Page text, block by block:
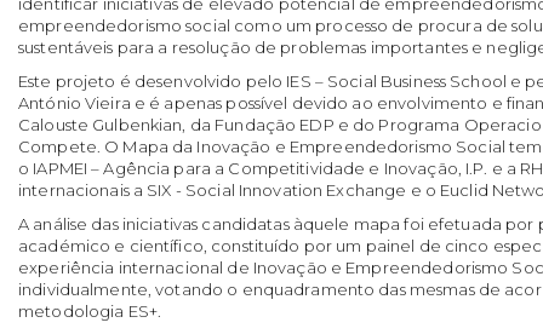
empreendedorismo social como um processo de procura de
sustentáveis para a resolução de problemas importantes e
Este projeto é desenvolvido pelo IES – Social Business School e
António Vieira e é apenas possível devido ao envolvimento e
Calouste Gulbenkian, da Fundação EDP e do Programa
Compete. O Mapa da Inovação e Empreendedorismo Social
o IAPMEI – Agência para a Competitividade e Inovação, I.P. e a
internacionais a SIX - Social Innovation Exchange e o Euclid
A análise das iniciativas candidatas àquele mapa foi efetuada
académico e científico, constituído por um painel de cinco
experiência internacional de Inovação e Empreendedorismo
individualmente, votando o enquadramento das mesmas de
metodologia ES+.